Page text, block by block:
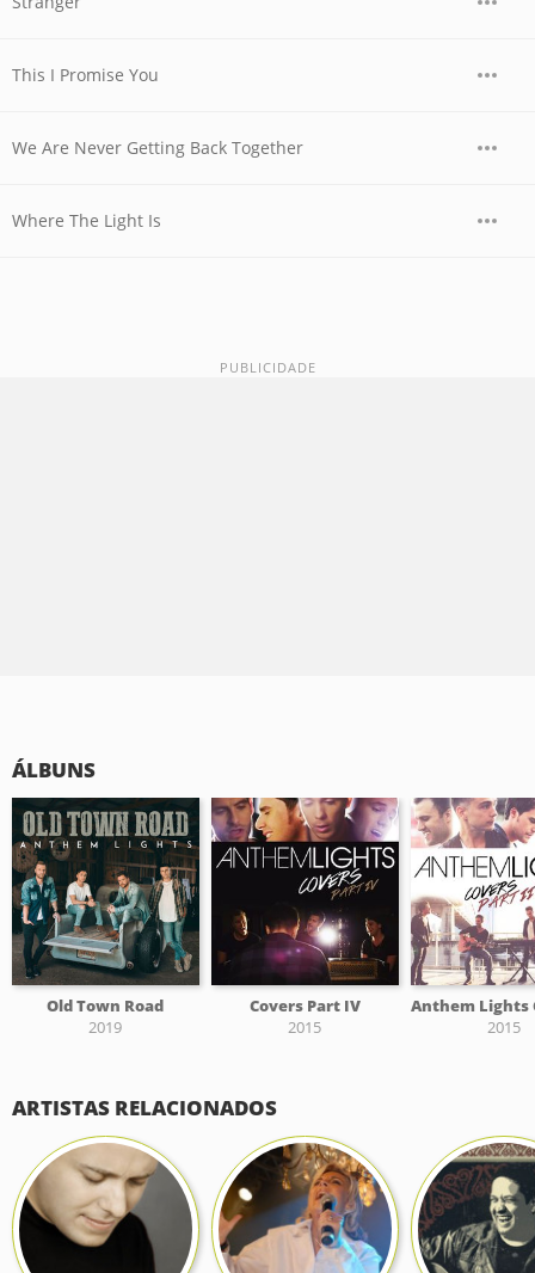
This I Promise You
We Are Never Getting Back Together
Where The Light Is
ÁLBUNS
Old Town Road
2019
Covers Part IV
2015
2015
ARTISTAS RELACIONADOS